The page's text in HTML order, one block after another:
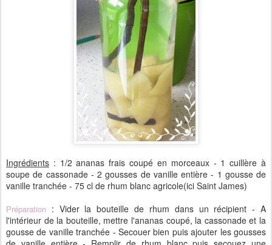
Ingrédients : 1/2 ananas frais coupé en morceaux - 1 cuillère à
soupe de cassonade - 2 gousses de vanille entière - 1 gousse de
vanille tranchée - 75 cl de rhum blanc agricole(ici Saint James)
Préparation : Vider la bouteille de rhum dans un récipient - A
l'intérieur de la bouteille, mettre l'ananas coupé, la cassonade et la
gousse de vanille tranchée - Secouer bien puis ajouter les gousses